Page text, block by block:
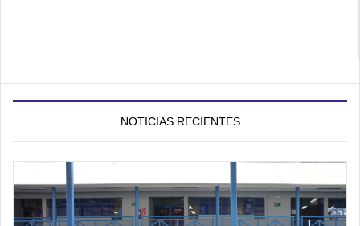
NOTICIAS RECIENTES